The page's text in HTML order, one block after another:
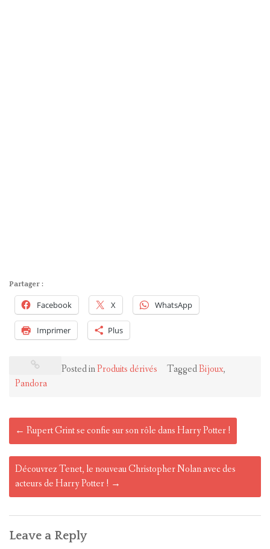
Partager :
Facebook X WhatsApp
Imprimer Plus
Posted inProduits dérivés TaggedBijoux,
Pandora
Post
navigation
← Rupert Grint se confie sur son rôle dans Harry Potter !
Découvrez Tenet, le nouveau Christopher Nolan avec des
acteurs de Harry Potter ! →
Leave a Reply